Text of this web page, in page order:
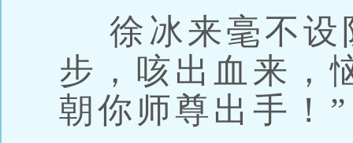
徐冰来毫不设
步，咳出血来，
朝你师尊出手！”